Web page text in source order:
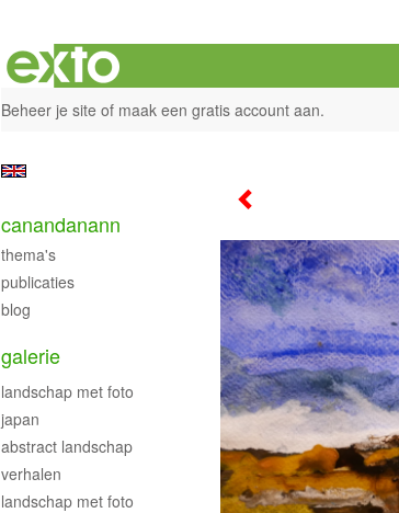
Beheer je site of maak een gratis account aan.
canandanann
thema's
publicaties
blog
galerie
landschap met foto
japan
abstract landschap
verhalen
landschap met foto